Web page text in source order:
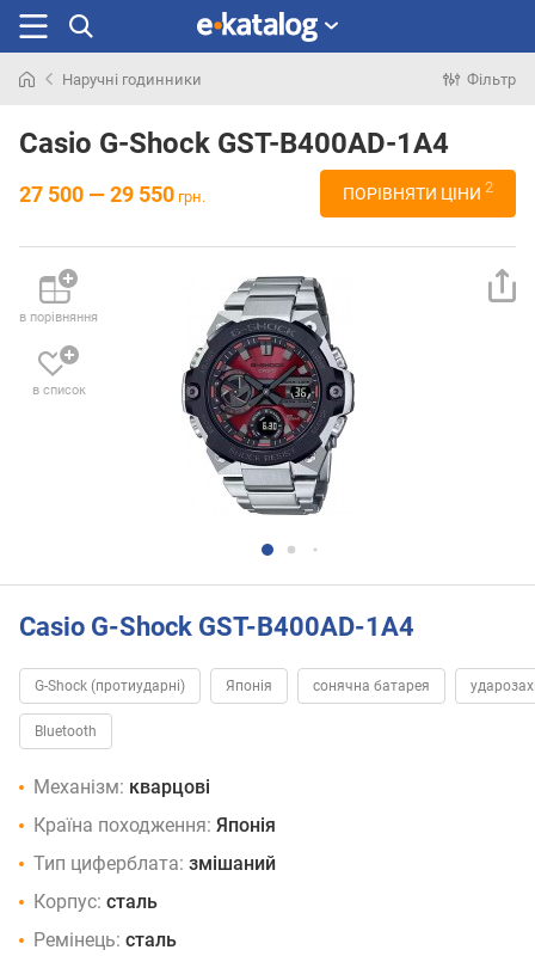
раніше
Наручні годинники Фільтр
Casio G-Shock GST-B400AD-1A4
27 500 — 29 550 грн. ПОРІВНЯТИ ЦІНИ 2
в порівняння
в список
Casio G-Shock GST-B400AD-1A4
G-Shock (протиударні) Японія сонячна батарея
Bluetooth
Механізм: кварцові
Країна походження: Японія
Тип циферблата: змішаний
Корпус: сталь
Ремінець: сталь